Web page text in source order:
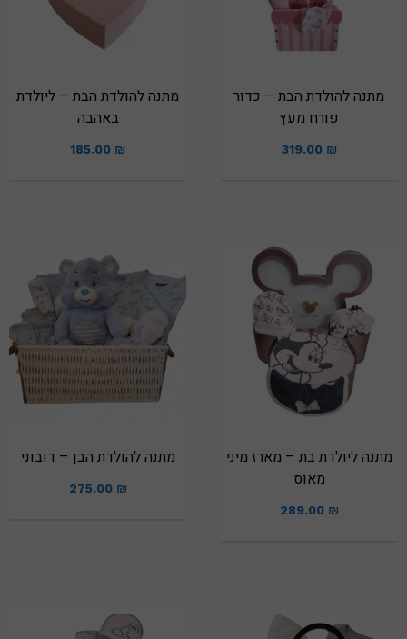
מתנה להולדת הבת – כדור
פורח מעץ
319.00 ₪
מתנה להולדת הבת – ליולדת
באהבה
185.00 ₪
מתנה ליולדת בת – מארז מיני
מאוס
289.00 ₪
מתנה להולדת הבן – דובוני
275.00 ₪